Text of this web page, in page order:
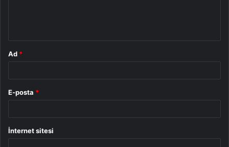
Ad *
E-posta *
İnternet sitesi